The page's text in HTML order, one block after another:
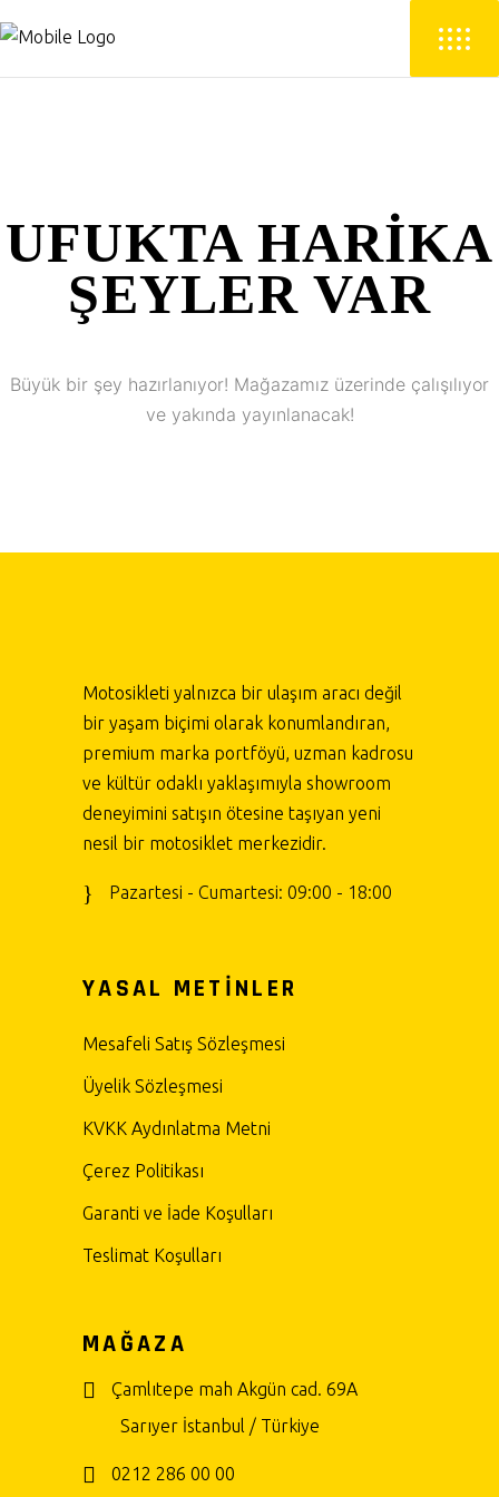
UFUKTA HARIKA
ŞEYLER VAR
Büyük bir şey hazırlanıyor! Mağazamız üzerinde çalışılıyor
ve yakında yayınlanacak!
Motosikleti yalnızca bir ulaşım aracı değil
bir yaşam biçimi olarak konumlandıran,
premium marka portföyü, uzman kadrosu
ve kültür odaklı yaklaşımıyla showroom
deneyimini satışın ötesine taşıyan yeni
nesil bir motosiklet merkezidir.
Pazartesi - Cumartesi: 09:00 - 18:00
YASAL METİNLER
Mesafeli Satış Sözleşmesi
Üyelik Sözleşmesi
KVKK Aydınlatma Metni
Çerez Politikası
Garanti ve İade Koşulları
Teslimat Koşulları
MAĞAZA
Çamlıtepe mah Akgün cad. 69A
Sarıyer İstanbul / Türkiye
0212 286 00 00